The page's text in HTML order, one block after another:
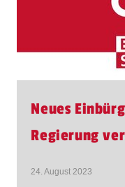
Neues
Regierung
24. August 2023